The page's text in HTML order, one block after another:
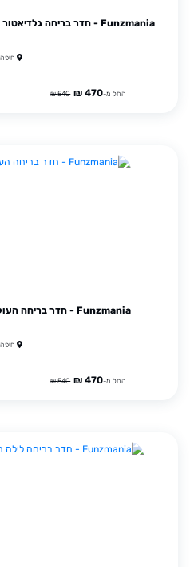
Funzmania - חדר בריחה גלדיאטור / דרך המלך (גלדיאטור לילדים)
חיפה
החל מ-470 ₪
540 ₪
Funzmania - חדר בריחה העולם הנסתר - עולם האגדות
חיפה
החל מ-470 ₪
540 ₪